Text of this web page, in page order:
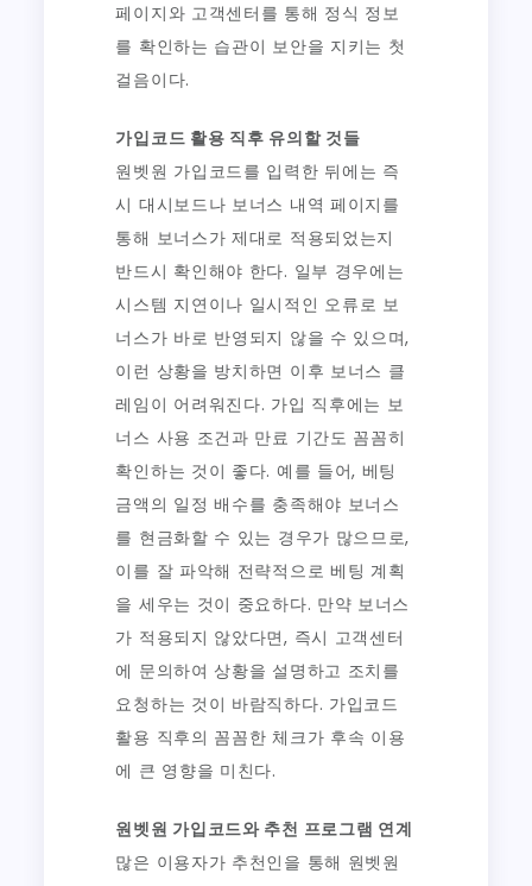
페이지와 고객센터를 통해 정식 정보
를 확인하는 습관이 보안을 지키는 첫
걸음이다.
가입코드 활용 직후 유의할 것들
원벳원 가입코드를 입력한 뒤에는 즉
시 대시보드나 보너스 내역 페이지를
통해 보너스가 제대로 적용되었는지
반드시 확인해야 한다. 일부 경우에는
시스템 지연이나 일시적인 오류로 보
너스가 바로 반영되지 않을 수 있으며,
이런 상황을 방치하면 이후 보너스 클
레임이 어려워진다. 가입 직후에는 보
너스 사용 조건과 만료 기간도 꼼꼼히
확인하는 것이 좋다. 예를 들어, 베팅
금액의 일정 배수를 충족해야 보너스
를 현금화할 수 있는 경우가 많으므로,
이를 잘 파악해 전략적으로 베팅 계획
을 세우는 것이 중요하다. 만약 보너스
가 적용되지 않았다면, 즉시 고객센터
에 문의하여 상황을 설명하고 조치를
요청하는 것이 바람직하다. 가입코드
활용 직후의 꼼꼼한 체크가 후속 이용
에 큰 영향을 미친다.
원벳원 가입코드와 추천 프로그램 연계
많은 이용자가 추천인을 통해 원벳원